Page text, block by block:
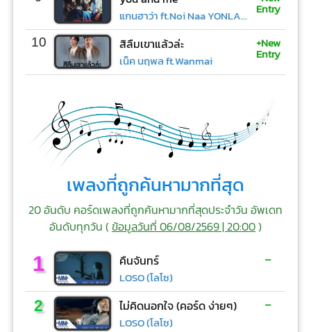
แกนฮาว่า ft.Noi Naa YONLAPA Entry
10 สิลืมเขาแล้วล่ะ
เน็ค นฤพล ft.Wanmai
+New
Entry
เพลงที่ถูกค้นหามากที่สุด
20 อันดับ คอร์ดเพลงที่ถูกค้นหามากที่สุดประจำวัน อัพเดท
อันดับทุกวัน (ข้อมูลวันที่ 06/08/2569 | 20:00)
1 คืนจันทร์
LOSO (โลโซ)
-
2 ไม่คิดนอกใจ (คอร์ด ง่ายๆ)
LOSO (โลโซ)
-